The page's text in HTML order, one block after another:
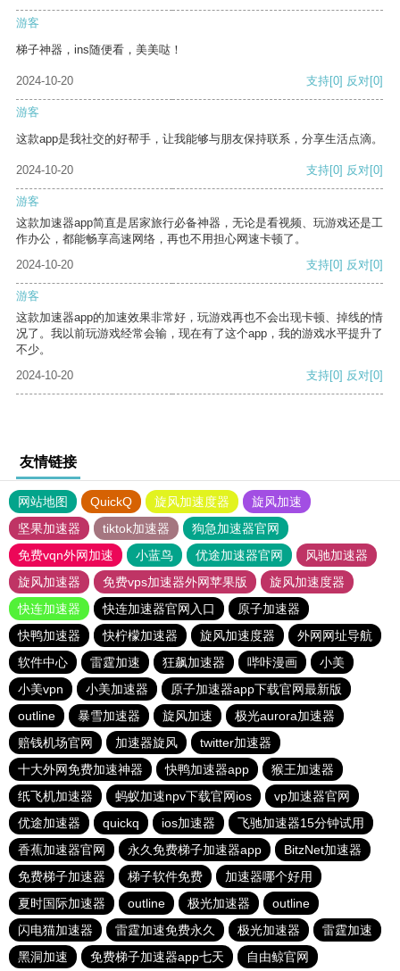
游客
梯子神器，ins随便看，美美哒！
2024-10-20 支持[0] 反对[0]
游客
这款app是我社交的好帮手，让我能够与朋友保持联系，分享生活点滴。
2024-10-20 支持[0] 反对[0]
游客
这款加速器app简直是居家旅行必备神器，无论是看视频、玩游戏还是工
作办公，都能畅享高速网络，再也不用担心网速卡顿了。
2024-10-20
支持[0] 反对[0]
游客
这款加速器app的加速效果非常好，玩游戏再也不会出现卡顿、掉线的情
况了。我以前玩游戏经常会输，现在有了这个app，我的游戏水平提升了
不少。
2024-10-20
支持[0] 反对[0]
友情链接
网站地图 QuickQ 旋风加速度器
旋风加速
坚果加速器
tiktok加速器
狗急加速器官网
免费vqn外网加速
小蓝鸟 优途加速器官网
风驰加速器
旋风加速器
免费vps加速器外网苹果版
旋风加速度器
快连加速器
快连加速器官网入口
原子加速器
快鸭加速器
快柠檬加速器 旋风加速度器
外网网址导航
软件中心
雷霆加速 狂飙加速器 哔咔漫画
小美
小美vpn
小美加速器
原子加速器app下载官网最新版
outline
暴雪加速器 旋风加速
极光aurora加速器
赔钱机场官网
加速器旋风
twitter加速器
十大外网免费加速神器
快鸭加速器app
猴王加速器
纸飞机加速器
蚂蚁加速npv下载官网ios
vp加速器官网
优途加速器
quickq ios加速器
飞驰加速器15分钟试用
香蕉加速器官网
永久免费梯子加速器app
BitzNet加速器
免费梯子加速器
梯子软件免费
加速器哪个好用
夏时国际加速器
outline 极光加速器
outline
闪电猫加速器
雷霆加速免费永久 极光加速器
雷霆加速
黑洞加速
免费梯子加速器app七天 自由鲸官网